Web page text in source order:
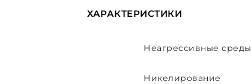
ХАРАКТЕРИСТИКИ
Неагрессивные среды
Никелирование